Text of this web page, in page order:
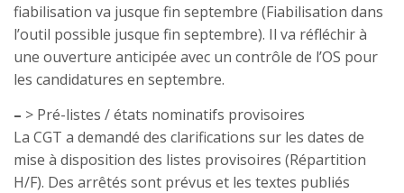
fiabilisation va jusque fin septembre (Fiabilisation dans
l’outil possible jusque fin septembre). Il va réfléchir à
une ouverture anticipée avec un contrôle de l’OS pour
les candidatures en septembre.
– > Pré-listes / états nominatifs provisoires
La CGT a demandé des clarifications sur les dates de
mise à disposition des listes provisoires (Répartition
H/F). Des arrêtés sont prévus et les textes publiés